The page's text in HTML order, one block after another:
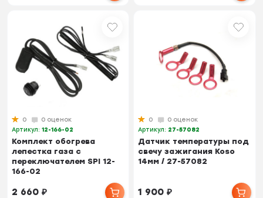
0
0 оценок
Артикул:12-166-02
Комплект обогрева
лепестка газа с
переключателем SPI 12-
166-02
2 660₽
0
0 оценок
Артикул: 27-57082
Датчик температуры под
свечу зажигания Koso
14мм / 27-57082
1 900₽